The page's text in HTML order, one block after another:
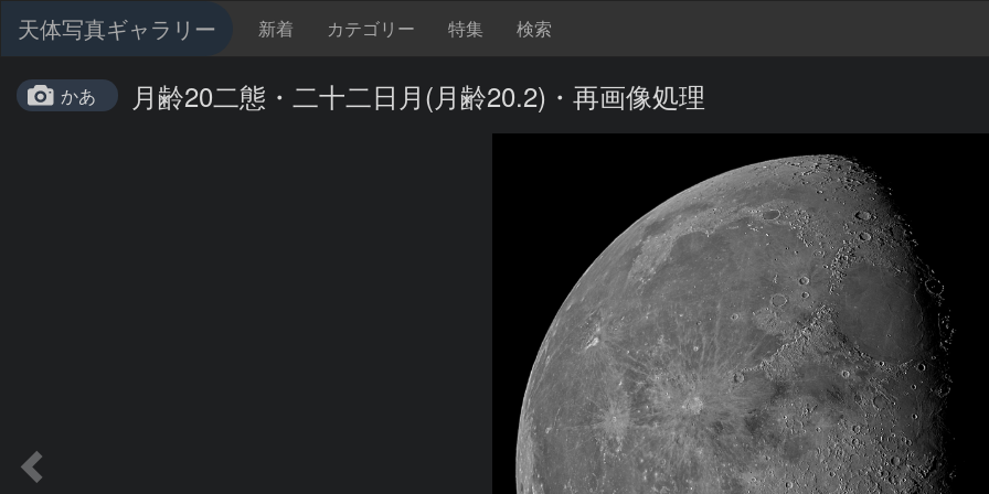
天体写真ギャラリー 新着 カテゴリー 特集 検索
かあ 月齢20二態・二十二日月(月齢20.2)・再画像処理